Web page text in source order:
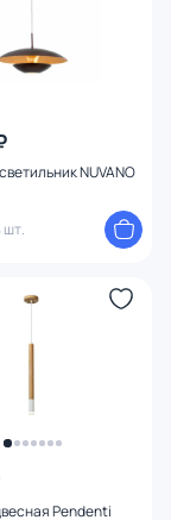
NUVANO
шт.
Pendenti